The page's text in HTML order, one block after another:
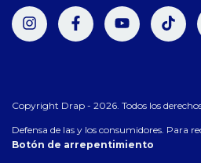
Copyright Drap - 2026. Todos los
Defensa de las y los consumidores. Para
Botón de arrepentimiento